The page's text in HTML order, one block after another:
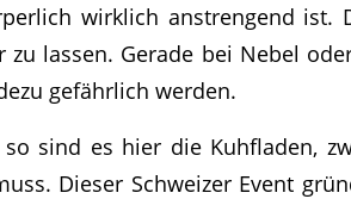
wirklich anstrengend ist.
lassen. Gerade bei Nebel
gefährlich werden.
sind es hier die Kuhfladen,
Dieser Schweizer Event